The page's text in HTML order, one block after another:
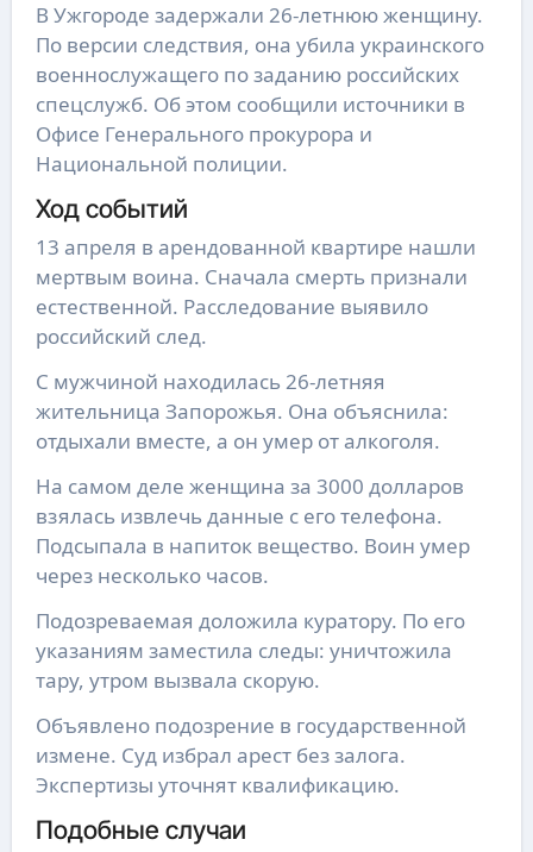
В Ужгороде задержали 26-летнюю женщину.
По версии следствия, она убила украинского
военнослужащего по заданию российских
спецслужб. Об этом сообщили источники в
Офисе Генерального прокурора и
Национальной полиции.
Ход событий
13 апреля в арендованной квартире нашли
мертвым воина. Сначала смерть признали
естественной. Расследование выявило
российский след.
С мужчиной находилась 26-летняя
жительница Запорожья. Она объяснила:
отдыхали вместе, а он умер от алкоголя.
На самом деле женщина за 3000 долларов
взялась извлечь данные с его телефона.
Подсыпала в напиток вещество. Воин умер
через несколько часов.
Подозреваемая доложила куратору. По его
указаниям заместила следы: уничтожила
тару, утром вызвала скорую.
Объявлено подозрение в государственной
измене. Суд избрал арест без залога.
Экспертизы уточнят квалификацию.
Подобные случаи